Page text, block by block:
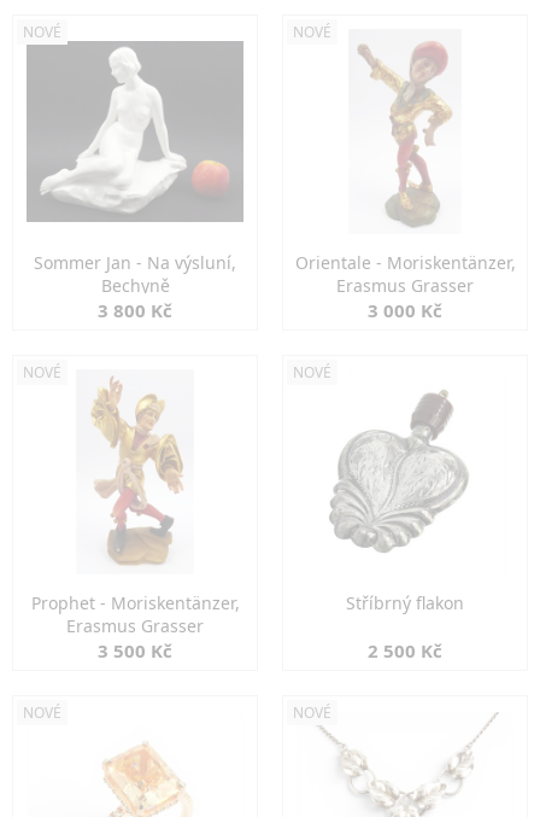
NOVÉ
Sommer Jan - Na výsluní,
Bechyně
3 800 Kč
NOVÉ
Orientale - Moriskentänzer,
Erasmus Grasser
3 000 Kč
NOVÉ
Prophet - Moriskentänzer,
Erasmus Grasser
3 500 Kč
NOVÉ
Stříbrný flakon
2 500 Kč
NOVÉ NOVÉ